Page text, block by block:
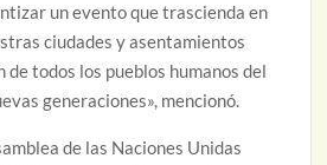
un evento que trascienda en
ciudades y asentamientos
de todos los pueblos humanos del
generaciones», mencionó.
de las Naciones Unidas